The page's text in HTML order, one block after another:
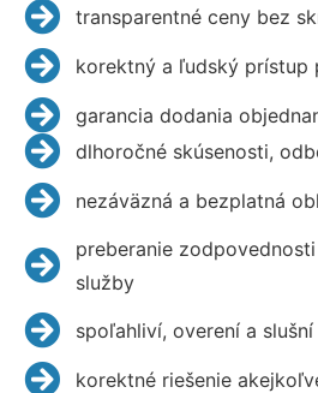
transparentné ceny bez
korektný a ľudský prístup
garancia dodania
dlhoročné skúsenosti,
nezáväzná a bezplatná
preberanie
služby
spoľahliví, overení a
korektné riešenie